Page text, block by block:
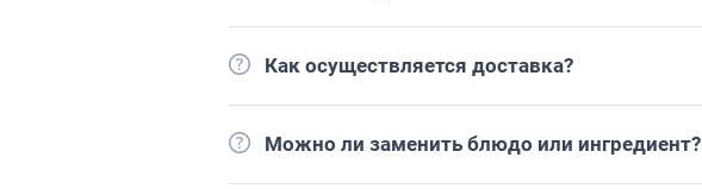
Как осуществляется доставка?
Можно ли заменить блюдо или ингредиент?